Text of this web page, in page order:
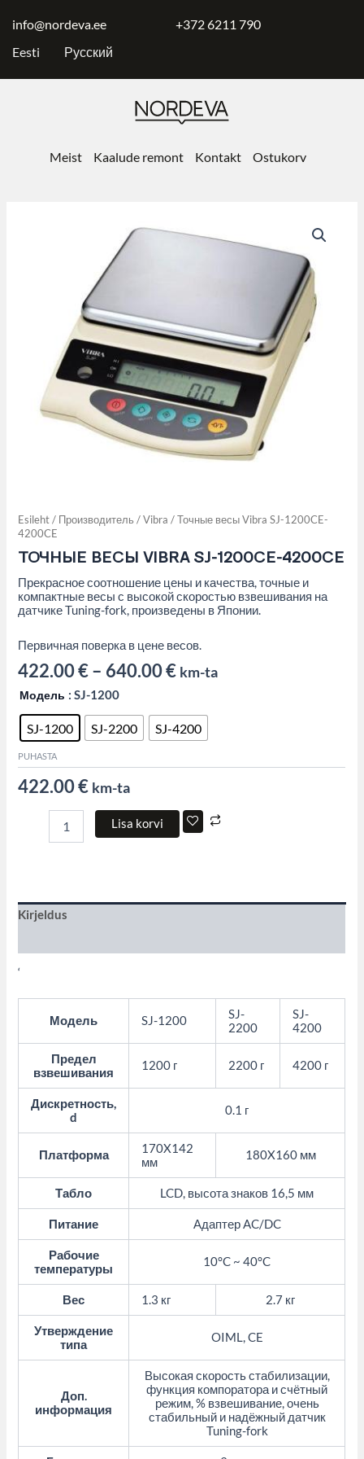
content
info@nordeva.ee
+372 6211 790
Eesti
Русский
Meist Kaalude remont Kontakt Ostukorv
Esileht/ Производитель /Vibra / Точные весы Vibra SJ-1200CE-
4200CE
ТОЧНЫЕ ВЕСЫ VIBRA SJ-1200CE-4200CE
Прекрасное соотношение цены и качества, точные и
компактные весы с высокой скоростью взвешивания на
датчике Tuning-fork, произведены в Японии.
Первичная поверка в цене весов.
422.00€– 640.00€ km-ta
Модель : SJ-1200
SJ-1200 SJ-2200 SJ-4200
PUHASTA
422.00€ km-ta
Lisa korvi
Kirjeldus
‘
Модель SJ-1200
SJ-
2200
SJ-
4200
Предел
взвешивания
1200 г 2200 г 4200 г
Дискретность,
d
0.1 г
Платформа
170X142
мм
180X160 мм
Табло LCD, высота знаков 16,5 мм
Питание Адаптер AC/DC
Рабочие
температуры
10°C ~ 40°C
Вес 1.3 кг 2.7 кг
Утверждение
типа
OIML, CE
Доп.
информация
Высокая скорость стабилизации,
функция компоратора и счётный
режим, % взвешивание, очень
стабильный и надёжный датчик
Tuning-fork